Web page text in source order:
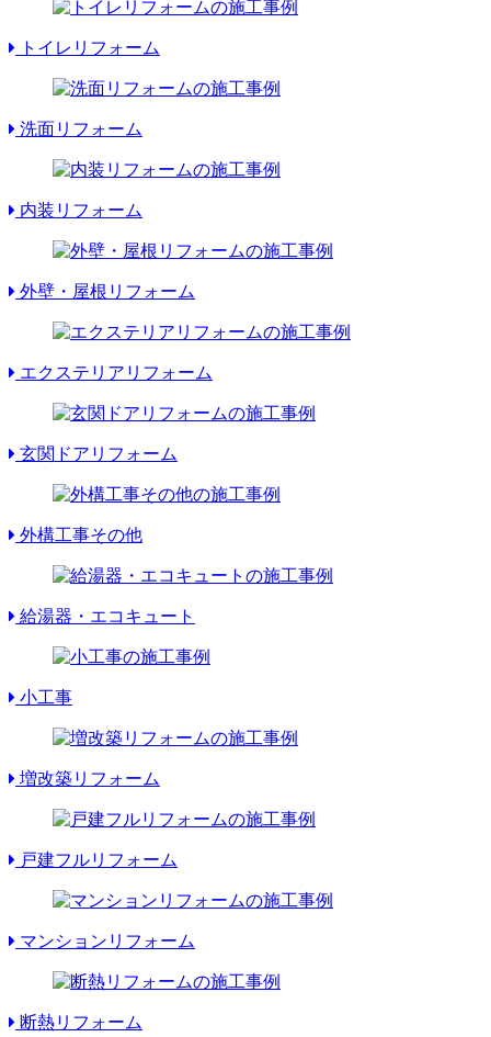
トイレリフォーム
洗面リフォーム
内装リフォーム
外壁・屋根リフォーム
エクステリアリフォーム
玄関ドアリフォーム
外構工事その他
給湯器・エコキュート
小工事
増改築リフォーム
戸建フルリフォーム
マンションリフォーム
断熱リフォーム